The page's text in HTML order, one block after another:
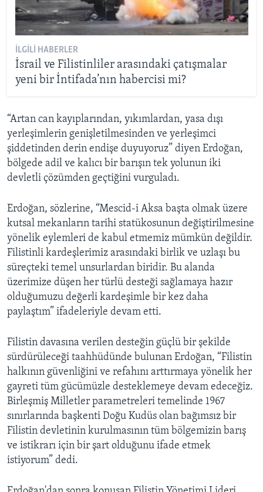
İLGILI HABERLER
İsrail ve Filistinliler arasındaki çatışmalar
yeni bir İntifada’nın habercisi mi?
“Artan can kayıplarından, yıkımlardan, yasa dışı
yerleşimlerin genişletilmesinden ve yerleşimci
şiddetinden derin endişe duyuyoruz” diyen Erdoğan,
bölgede adil ve kalıcı bir barışın tek yolunun iki
devletli çözümden geçtiğini vurguladı.
Erdoğan, sözlerine, “Mescid-i Aksa başta olmak üzere
kutsal mekanların tarihi statükosunun değiştirilmesine
yönelik eylemleri de kabul etmemiz mümkün değildir.
Filistinli kardeşlerimiz arasındaki birlik ve uzlaşı bu
süreçteki temel unsurlardan biridir. Bu alanda
üzerimize düşen her türlü desteği sağlamaya hazır
olduğumuzu değerli kardeşimle bir kez daha
paylaştım” ifadeleriyle devam etti.
Filistin davasına verilen desteğin güçlü bir şekilde
sürdürüleceği taahhüdünde bulunan Erdoğan, “Filistin
halkının güvenliğini ve refahını arttırmaya yönelik her
gayreti tüm gücümüzle desteklemeye devam edeceğiz.
Birleşmiş Milletler parametreleri temelinde 1967
sınırlarında başkenti Doğu Kudüs olan bağımsız bir
Filistin devletinin kurulmasının tüm bölgemizin barış
ve istikrarı için bir şart olduğunu ifade etmek
istiyorum” dedi.